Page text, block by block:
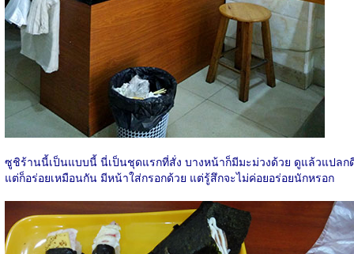
ซูชิร้านนี้เป็นแบบนี้ นี่เป็นชุดแรกที่สั่ง บางหน้าก็มีมะม่วงด้วย ดูแล้วแปลก
แต่ก็อร่อยเหมือนกัน มีหน้าใส่กรอกด้วย แต่รู้สึกจะไม่ค่อยอร่อยนักหรอก